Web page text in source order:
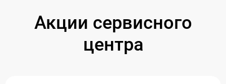
Акции сервисного
центра